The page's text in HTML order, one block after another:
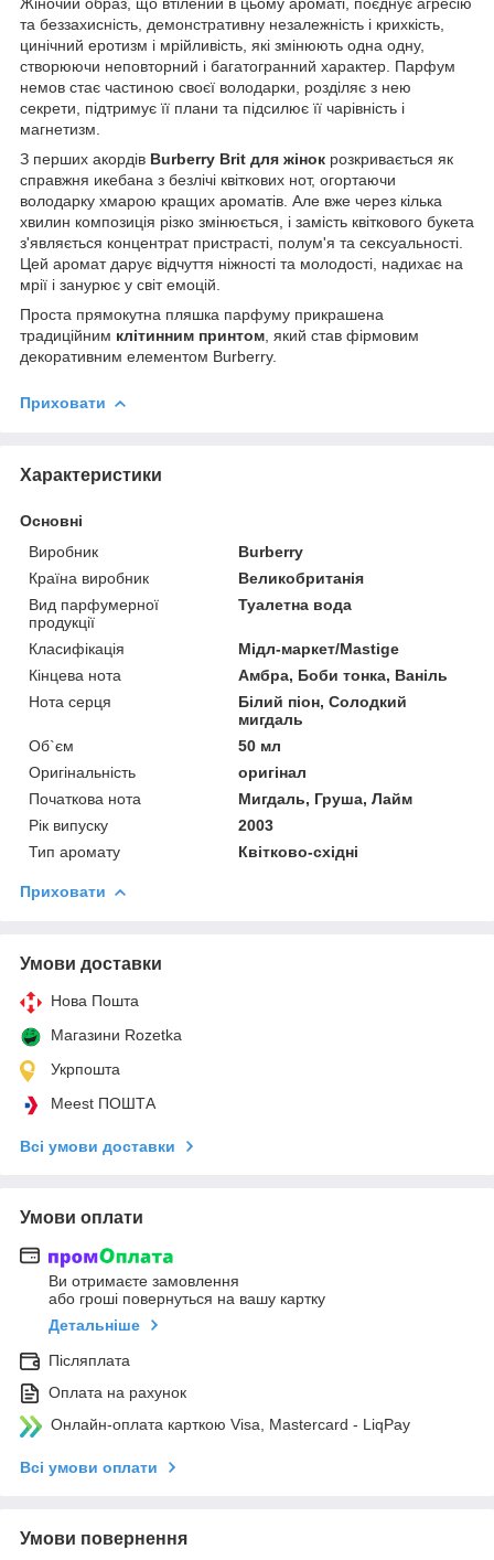
та беззахисність, демонстративну незалежність і крихкість,
цинічний еротизм і мрійливість, які змінюють одна одну,
створюючи неповторний і багатогранний характер. Парфум
немов стає частиною своєї володарки, розділяє з нею
секрети, підтримує її плани та підсилює її чарівність і
магнетизм.
З перших акордів Burberry Brit для жінок розкривається як
справжня икебана з безлічі квіткових нот, огортаючи
володарку хмарою кращих ароматів. Але вже через кілька
хвилин композиція різко змінюється, і замість квіткового букета
з'являється концентрат пристрасті, полум'я та сексуальності.
Цей аромат дарує відчуття ніжності та молодості, надихає на
мрії і занурює у світ емоцій.
Проста прямокутна пляшка парфуму прикрашена
традиційним клітинним принтом , який став фірмовим
декоративним елементом Burberry.
Приховати
Характеристики
Основні
Виробник
Burberry
Країна виробник
Великобританія
Вид парфумерної
продукції
Туалетна вода
Класифікація
Мідл-маркет/Mastige
Кінцева нота
Амбра, Боби тонка, Ваніль
Нота серця
Білий піон, Солодкий
мигдаль
Об`єм
50 мл
Оригінальність
оригінал
Початкова нота
Мигдаль, Груша, Лайм
Рік випуску
2003
Тип аромату
Квітково-східні
Приховати
Умови доставки
Нова Пошта
Магазини Rozetka
Укрпошта
Meest ПОШТА
Всі умови доставки
Умови оплати
Ви отримаєте замовлення
або гроші повернуться на вашу картку
Детальніше
Післяплата
Оплата на рахунок
Онлайн-оплата карткою Visa, Mastercard - LiqPay
Всі умови оплати
Умови повернення